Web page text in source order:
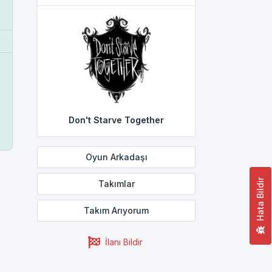
Hata Bildir
Don't Starve Together
Oyun Arkadaşı
Takımlar
Takım Arıyorum
İlanı Bildir